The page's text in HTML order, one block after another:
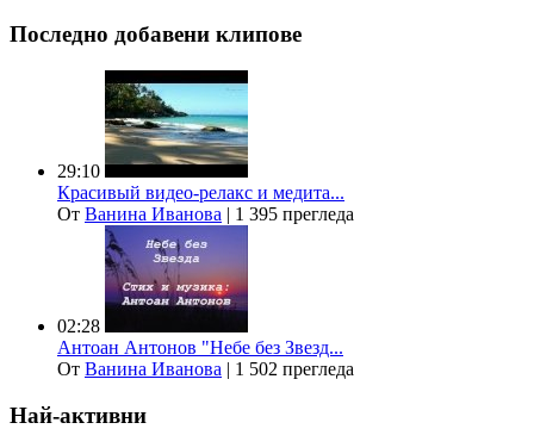
Последно добавени клипове
29:10
Красивый видео-релакс и медита...
От Ванина Иванова | 1 395 прегледа
02:28
Антоан Антонов "Небе без Звезд...
От Ванина Иванова | 1 502 прегледа
Най-активни